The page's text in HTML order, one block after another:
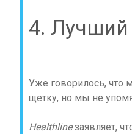
4. Лучший
Уже говорилось, что
щетку, но мы не
Healthlineзаявляет,